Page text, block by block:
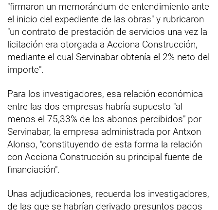
"firmaron un memorándum de entendimiento ante
el inicio del expediente de las obras" y rubricaron
"un contrato de prestación de servicios una vez la
licitación era otorgada a Acciona Construcción,
mediante el cual Servinabar obtenía el 2% neto del
importe".
Para los investigadores, esa relación económica
entre las dos empresas habría supuesto "al
menos el 75,33% de los abonos percibidos" por
Servinabar, la empresa administrada por Antxon
Alonso, "constituyendo de esta forma la relación
con Acciona Construcción su principal fuente de
financiación".
Unas adjudicaciones, recuerda los investigadores,
de las que se habrían derivado presuntos pagos